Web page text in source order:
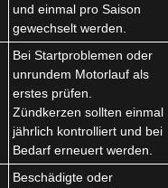
und einmal pro Saison
gewechselt werden.
Bei Startproblemen oder
unrundem Motorlauf als
erstes prüfen.
Zündkerzen sollten einmal
jährlich kontrolliert und bei
Bedarf erneuert werden.
Beschädigte oder